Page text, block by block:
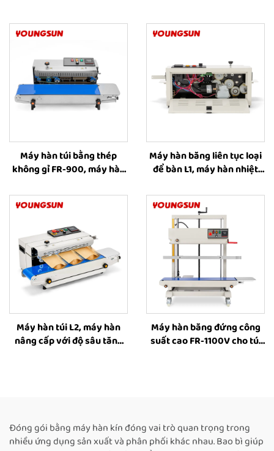
Máy hàn túi bằng thép
không gỉ FR-900, máy hàn
tục bằng nhiệt dành cho
bao bì thực phẩm
Máy hàn băng liên tục loại
để bàn L1, máy hàn nhiệt
Máy hàn túi L2, máy hàn
nâng cấp với độ sâu tăng
Máy hàn băng đứng công
suất cao FR-1100V cho túi
Đóng gói bằng máy hàn kín đóng vai trò quan trọng trong
nhiều ứng dụng sản xuất và phân phối khác nhau. Bao bì giúp